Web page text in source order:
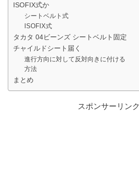
ISOFIX式か
シートベルト式
ISOFIX式
タカタ 04ビーンズ シートベルト固定
チャイルドシート届く
進行方向に対して反対向きに付ける
方法
まとめ
スポンサーリンク